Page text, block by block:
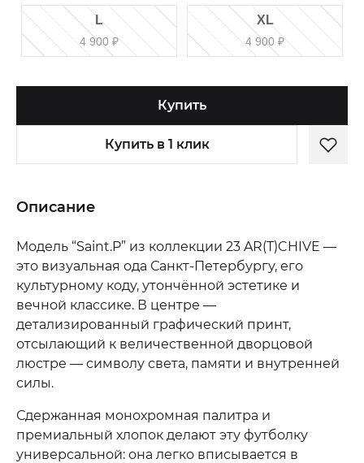
L
4 900 ₽
XL
4 900 ₽
Купить
Купить в 1 клик
Описание
Модель “Saint.P” из коллекции 23 AR(T)CHIVE —
это визуальная ода Санкт-Петербургу, его
культурному коду, утончённой эстетике и
вечной классике. В центре —
детализированный графический принт,
отсылающий к величественной дворцовой
люстре — символу света, памяти и внутренней
силы.
Сдержанная монохромная палитра и
премиальный хлопок делают эту футболку
универсальной: она легко вписывается в